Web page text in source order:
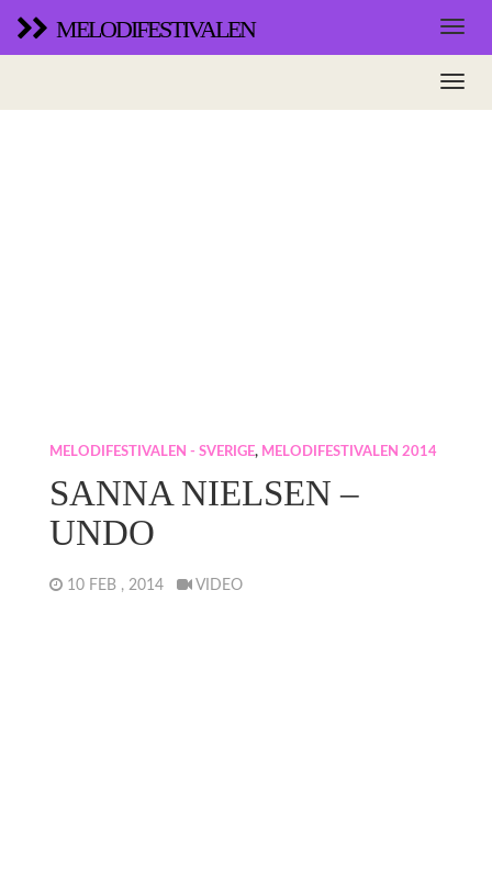
MELODIFESTIVALEN
MELODIFESTIVALEN - SVERIGE, MELODIFESTIVALEN 2014
SANNA NIELSEN –
UNDO
10 FEB , 2014 VIDEO